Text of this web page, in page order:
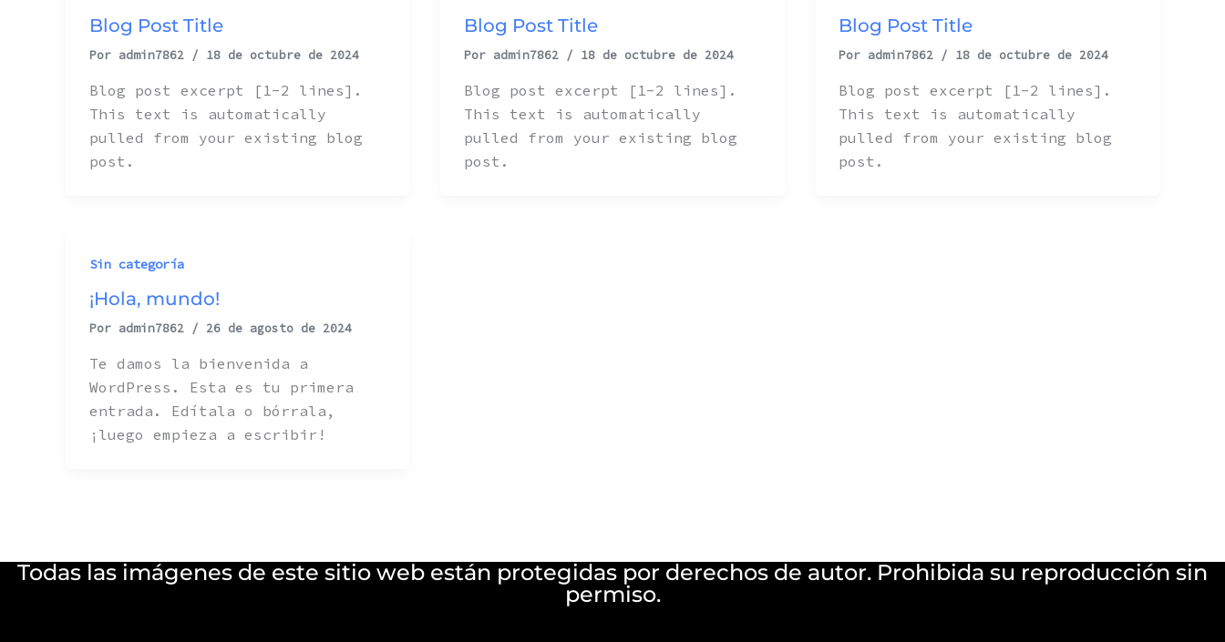
Blog Post Title
Por admin7862 / 18 de octubre de 2024
Blog post excerpt [1-2 lines].
This text is automatically
pulled from your existing blog
post.
Blog Post Title
Por admin7862 / 18 de octubre de 2024
Blog post excerpt [1-2 lines].
This text is automatically
pulled from your existing blog
post.
Blog Post Title
Por admin7862 / 18 de octubre de 2024
Blog post excerpt [1-2 lines].
This text is automatically
pulled from your existing blog
post.
Sin categoría
¡Hola, mundo!
Por admin7862 / 26 de agosto de 2024
Te damos la bienvenida a
WordPress. Esta es tu primera
entrada. Edítala o bórrala,
¡luego empieza a escribir!
Todas las imágenes de este sitio web están protegidas por derechos de autor. Prohibida su reproducción sin
permiso.